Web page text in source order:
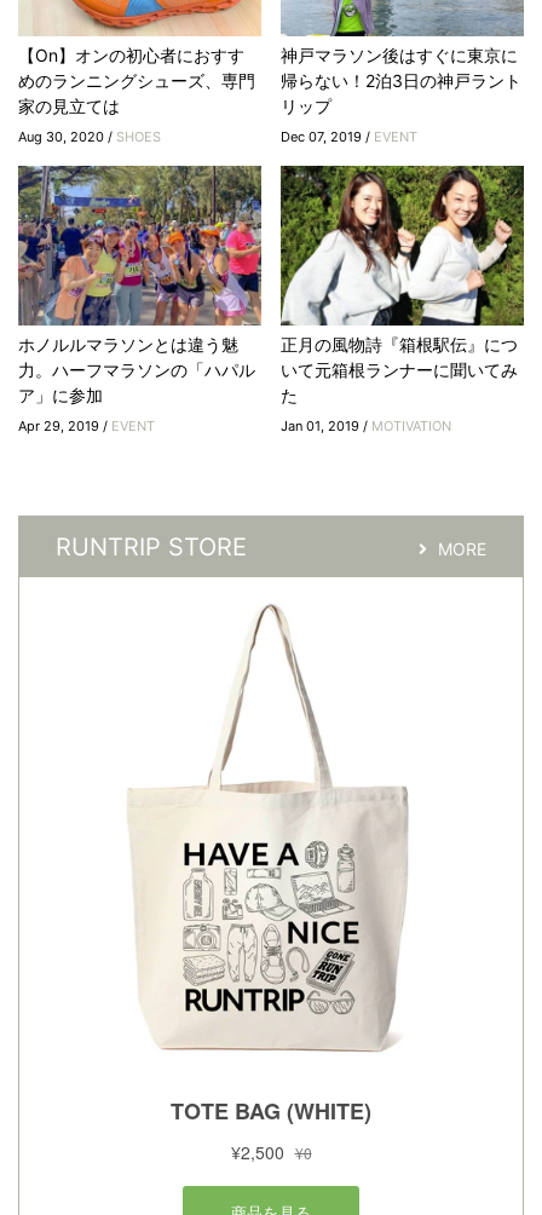
【On】オンの初心者におすす
めのランニングシューズ、専門
家の見立ては
Aug 30, 2020 / SHOES
神戸マラソン後はすぐに東京に
帰らない！2泊3日の神戸ラント
リップ
Dec 07, 2019 / EVENT
ホノルルマラソンとは違う魅
力。ハーフマラソンの「ハパル
ア」に参加
Apr 29, 2019 / EVENT
正月の風物詩『箱根駅伝』につ
いて元箱根ランナーに聞いてみ
た
Jan 01, 2019 / MOTIVATION
RUNTRIP STORE MORE